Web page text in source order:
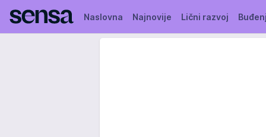
Naslovna Najnovije Lični razvoj